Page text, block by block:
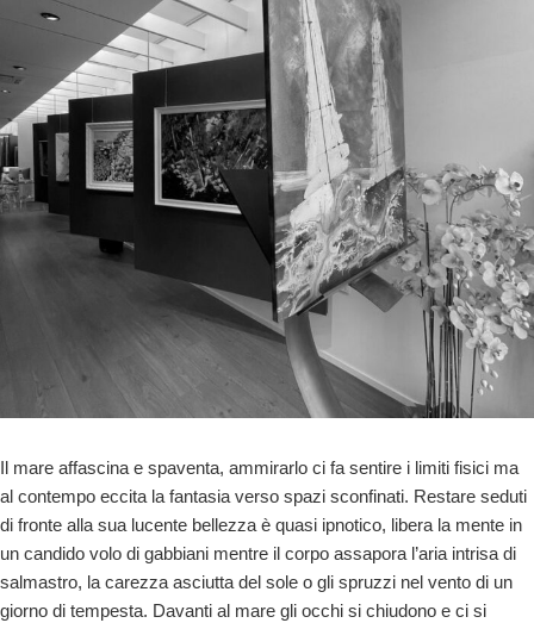
Il mare affascina e spaventa, ammirarlo ci fa sentire i limiti fisici ma
al contempo eccita la fantasia verso spazi sconfinati. Restare seduti
di fronte alla sua lucente bellezza è quasi ipnotico, libera la mente in
un candido volo di gabbiani mentre il corpo assapora l’aria intrisa di
salmastro, la carezza asciutta del sole o gli spruzzi nel vento di un
giorno di tempesta. Davanti al mare gli occhi si chiudono e ci si